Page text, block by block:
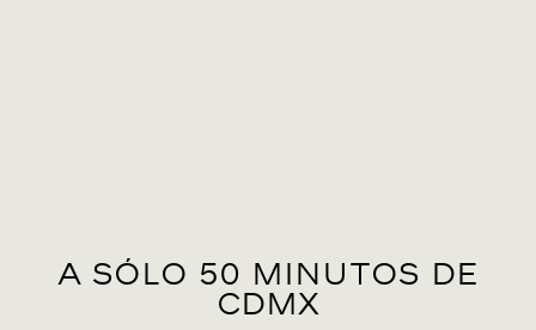
A sólo 50 minutos de
cdmx